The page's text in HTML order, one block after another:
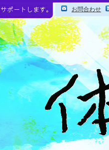
お問合わせ